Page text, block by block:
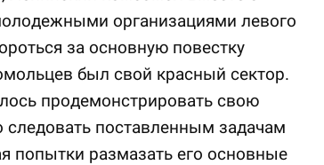
организациями левого
за основную повестку
был свой красный сектор.
продемонстрировать свою
следовать поставленным задачам
попытки размазать его основные